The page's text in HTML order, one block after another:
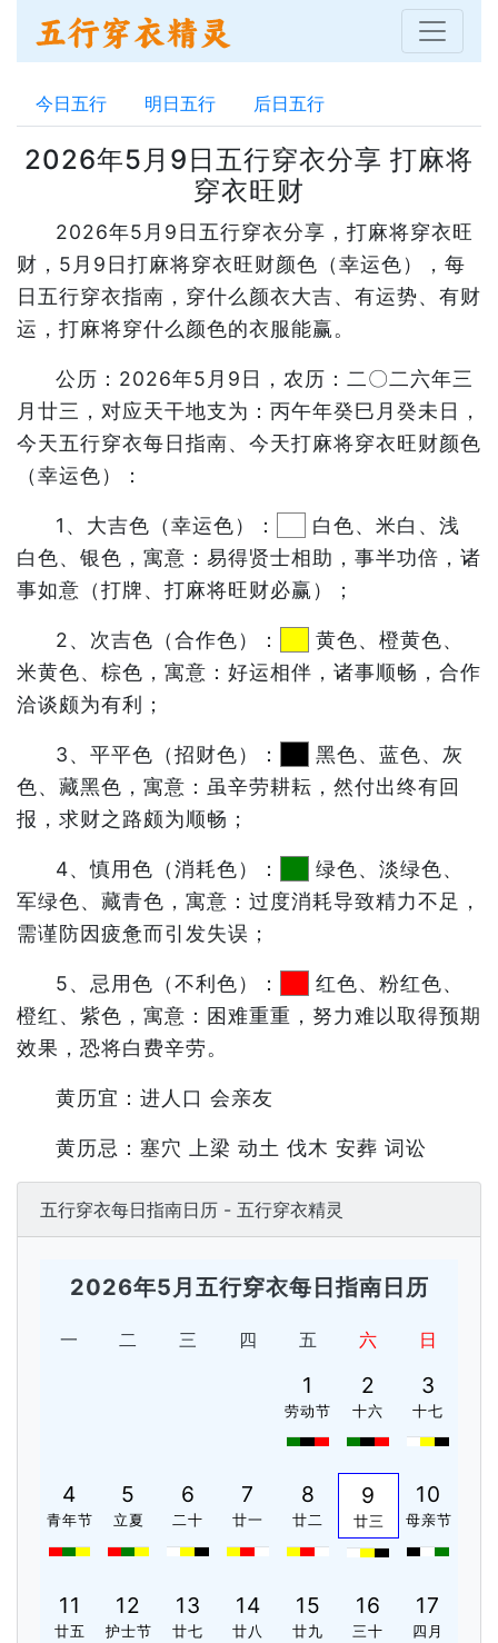
今日五行 明日五行 后日五行
2026年5月9日五行穿衣分享 打麻将
穿衣旺财
2026年5月9日五行穿衣分享，打麻将穿衣旺
财，5月9日打麻将穿衣旺财颜色（幸运色），每
日五行穿衣指南，穿什么颜衣大吉、有运势、有财
运，打麻将穿什么颜色的衣服能赢。
公历：2026年5月9日，农历：二〇二六年三
月廿三，对应天干地支为：丙午年癸巳月癸未日，
今天五行穿衣每日指南、今天打麻将穿衣旺财颜色
（幸运色）：
1、大吉色（幸运色）：
白色、米白、浅
白色、银色，寓意：易得贤士相助，事半功倍，诸
事如意（打牌、打麻将旺财必赢）；
2、次吉色（合作色）：
黄色、橙黄色、
米黄色、棕色，寓意：好运相伴，诸事顺畅，合作
洽谈颇为有利；
3、平平色（招财色）：
黑色、蓝色、灰
色、藏黑色，寓意：虽辛劳耕耘，然付出终有回
报，求财之路颇为顺畅；
4、慎用色（消耗色）：
绿色、淡绿色、
军绿色、藏青色，寓意：过度消耗导致精力不足，
需谨防因疲惫而引发失误；
5、忌用色（不利色）：
红色、粉红色、
橙红、紫色，寓意：困难重重，努力难以取得预期
效果，恐将白费辛劳。
黄历宜：进人口 会亲友
黄历忌：塞穴 上梁 动土 伐木 安葬 词讼
五行穿衣每日指南日历 - 五行穿衣精灵
2026年5月五行穿衣每日指南日历
一 二 三 四 五 六 日
1
劳动节
2
十六
3
十七
4
青年节
5
立夏
6
二十
7
廿一
8
廿二
9
廿三
10
母亲节
11
廿五
12
护士节
13
廿七
14
廿八
15
廿九
16
三十
17
四月